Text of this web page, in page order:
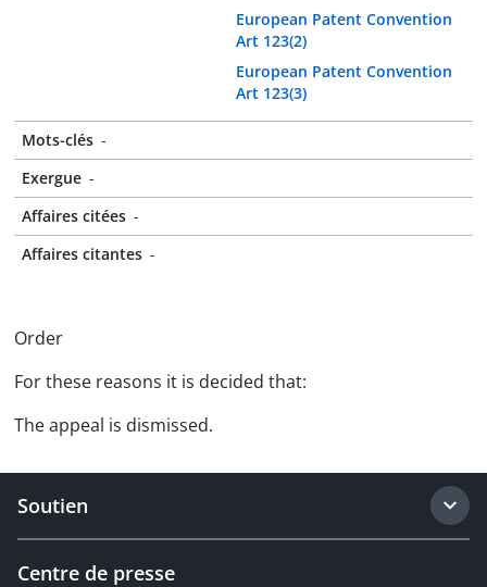
European Patent Convention
Art 123(2)
European Patent Convention
Art 123(3)
Mots-clés -
Exergue -
Affaires citées -
Affaires citantes -
Order
For these reasons it is decided that:
The appeal is dismissed.
Soutien
Centre de presse